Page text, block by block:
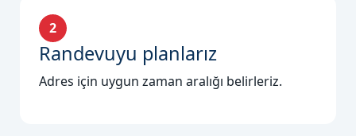
2
Randevuyu planlarız
Adres için uygun zaman aralığı belirleriz.